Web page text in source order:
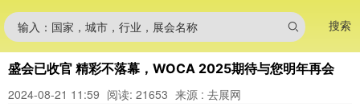
输入：国家，城市，行业，展会名称 搜索
盛会已收官 精彩不落幕，WOCA 2025期待与您明年再会
2024-08-21 11:59 阅读: 21653 来源 : 去展网